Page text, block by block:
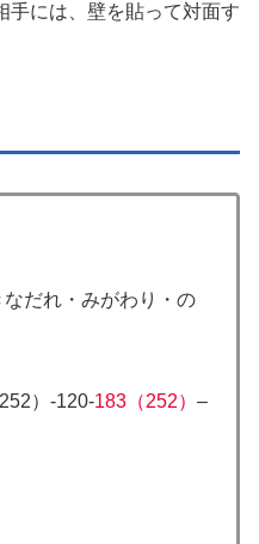
手には、壁を貼って対面す
だれ・みがわり・の
）-120-183（252） –